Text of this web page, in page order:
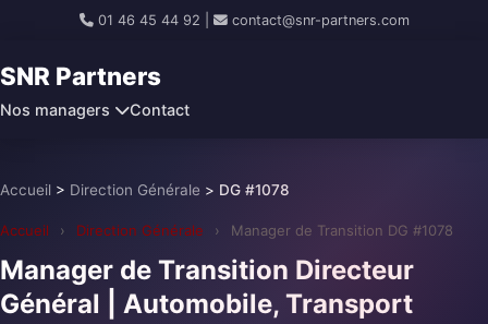
01 46 45 44 92 contact@snr-partners.com
SNR Partners
Nos managers Contact
Accueil > Direction Générale > DG #1078
Accueil › Direction Générale › Manager de Transition DG #1078
Manager de Transition Directeur
Général | Automobile, Transport